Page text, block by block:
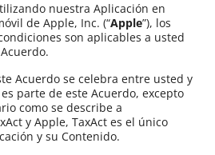
nuestra Aplicación en
de Apple, Inc. (“Apple”), los
son aplicables a usted
Acuerdo se celebra entre usted y
parte de este Acuerdo, excepto
como se describe a
y Apple, TaxAct es el único
y su Contenido.